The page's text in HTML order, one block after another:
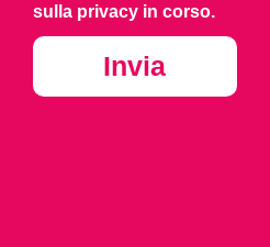
sulla privacy in corso.
Invia